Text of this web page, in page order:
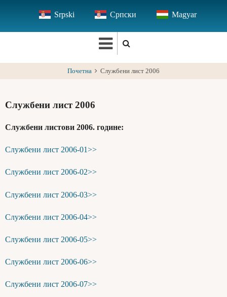
main
Srpski Српски Magyar
Почетна Службени лист 2006
Службени лист 2006
Службени листови 2006. године:
Службени лист 2006-01>>
Службени лист 2006-02>>
Службени лист 2006-03>>
Службени лист 2006-04>>
Службени лист 2006-05>>
Службени лист 2006-06>>
Службени лист 2006-07>>